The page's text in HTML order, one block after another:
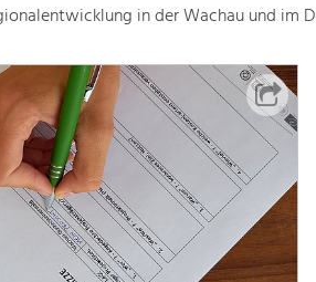
in der Wachau und im